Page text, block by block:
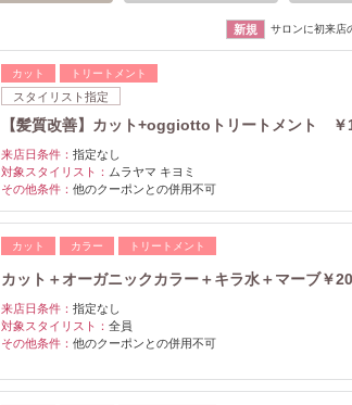
新規 サロンに初来店
カット トリートメント
スタイリスト指定
【髪質改善】カット+oggiottoトリートメント
来店日条件： 指定なし
対象スタイリスト： ムラヤマ キヨミ
その他条件： 他のクーポンとの併用不可
カット カラー トリートメント
カット＋オーガニックカラー＋キラ水＋マーブ￥
来店日条件： 指定なし
対象スタイリスト： 全員
その他条件： 他のクーポンとの併用不可